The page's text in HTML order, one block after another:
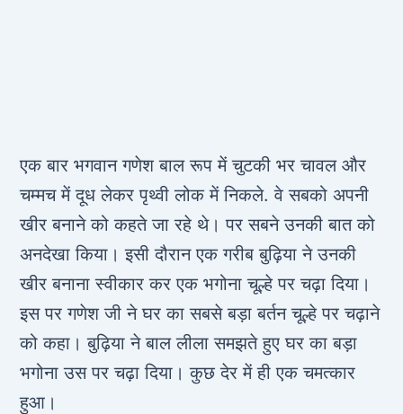
एक बार भगवान गणेश बाल रूप में चुटकी भर चावल और
चम्मच में दूध लेकर पृथ्वी लोक में निकले. वे सबको अपनी
खीर बनाने को कहते जा रहे थे। पर सबने उनकी बात को
अनदेखा किया। इसी दौरान एक गरीब बुढ़िया ने उनकी
खीर बनाना स्वीकार कर एक भगोना चूल्हे पर चढ़ा दिया।
इस पर गणेश जी ने घर का सबसे बड़ा बर्तन चूल्हे पर चढ़ाने
को कहा। बुढ़िया ने बाल लीला समझते हुए घर का बड़ा
भगोना उस पर चढ़ा दिया। कुछ देर में ही एक चमत्कार
हुआ।